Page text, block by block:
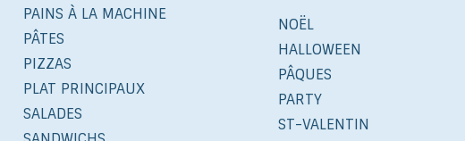
PAINS À LA MACHINE
PÂTES
PIZZAS
PLAT PRINCIPAUX
SALADES
NOËL
HALLOWEEN
PÂQUES
PARTY
ST-VALENTIN